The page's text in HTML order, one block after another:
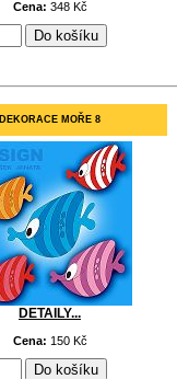
Cena: 348 Kč
DEKORACE MOŘE 8
DETAILY...
Cena: 150 Kč